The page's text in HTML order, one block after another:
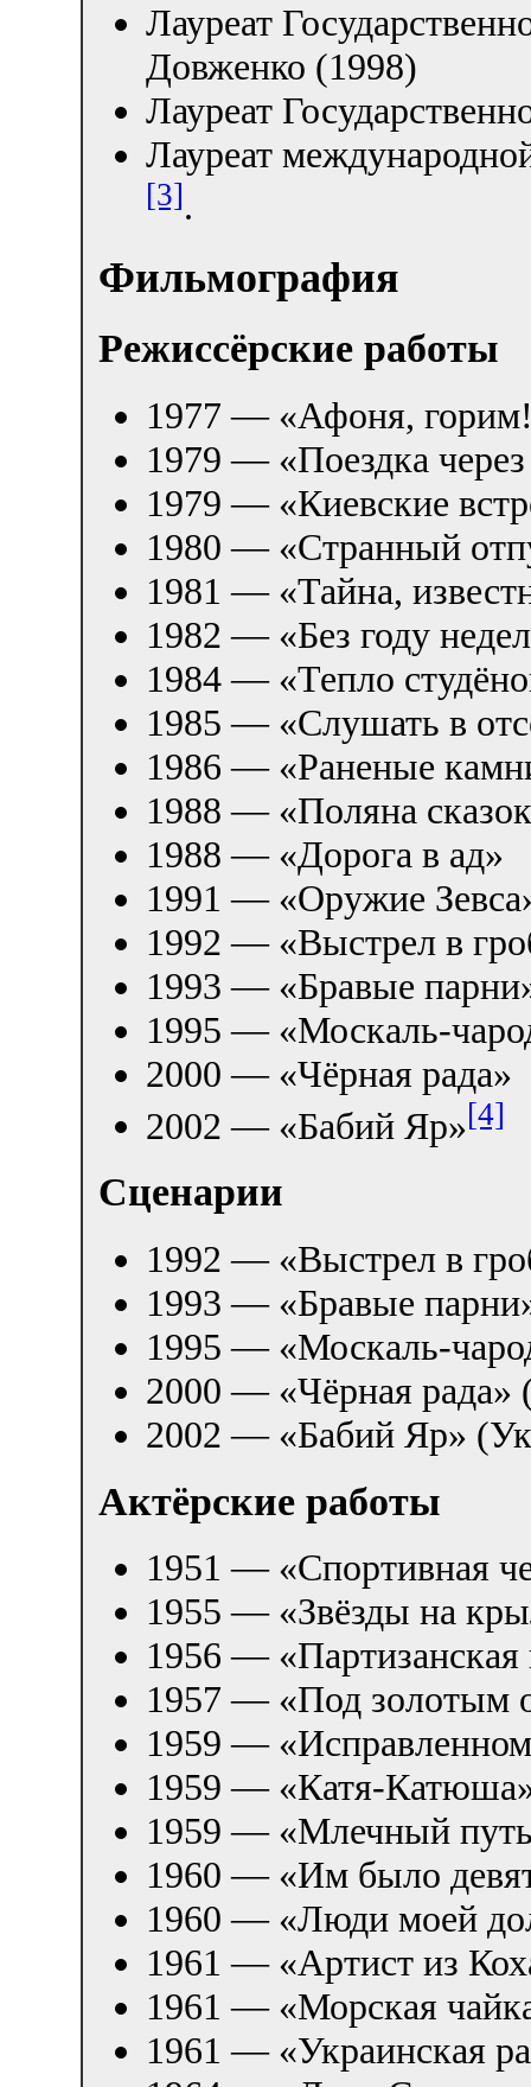
Лауреат
Довженко (1998)
Лауреат
Лауреат
[3].
Фильмография
Режиссёрские работы
1977 — «Афоня,
1979 — «Поездка через
1979 — «Киевские
1980 — «Странный
1981 — «Тайна,
1982 — «Без году
1984 — «Тепло
1985 — «Слушать в
1986 — «Раненые
1988 — «Поляна
1988 — «Дорога в ад»
1991 — «Оружие
1992 — «Выстрел в
1993 — «Бравые
1995 — «Москаль-
2000 — «Чёрная рада»
2002 — «Бабий Яр»[4]
Сценарии
1992 — «Выстрел в
1993 — «Бравые
1995 — «Москаль-
2000 — «Чёрная рада»
2002 — «Бабий Яр»
Актёрские работы
1951 — «Спортивная
1955 — «Звёзды на
1956 — «Партизанская
1957 — «Под золотым
1959 —
1959 — «Катя-
1959 — «Млечный
1960 — «Им было
1960 — «Люди моей
1961 — «Артист из
1961 — «Морская
1961 — «Украинская